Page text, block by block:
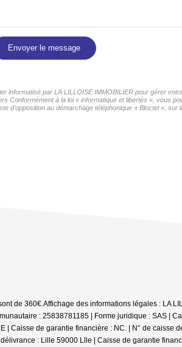
Envoyer le message
informatisé par LA LILLOISE IMMOBILIER pour gérer
Conformément à la loi « informatique et libertés »,
d'opposition au démarchage téléphonique « Bloctel »,
de 360€.Affichage des informations légales : LA
: 25838781185 | Forme juridique : SAS |
Caisse de garantie financière : NC. | N° de caisse
: Lille 59000 Llle | Caisse de garantie